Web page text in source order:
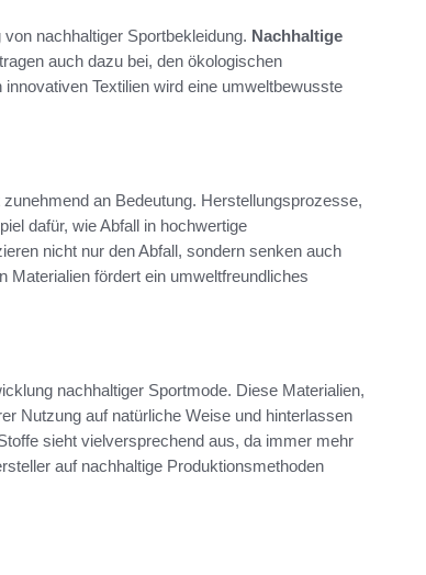
nachhaltiger Sportbekleidung. Nachhaltige
auch dazu bei, den ökologischen
Textilien wird eine umweltbewusste
zunehmend an Bedeutung. Herstellungsprozesse,
dafür, wie Abfall in hochwertige
nicht nur den Abfall, sondern senken auch
Materialien fördert ein umweltfreundliches
nachhaltiger Sportmode. Diese Materialien,
Nutzung auf natürliche Weise und hinterlassen
sieht vielversprechend aus, da immer mehr
auf nachhaltige Produktionsmethoden